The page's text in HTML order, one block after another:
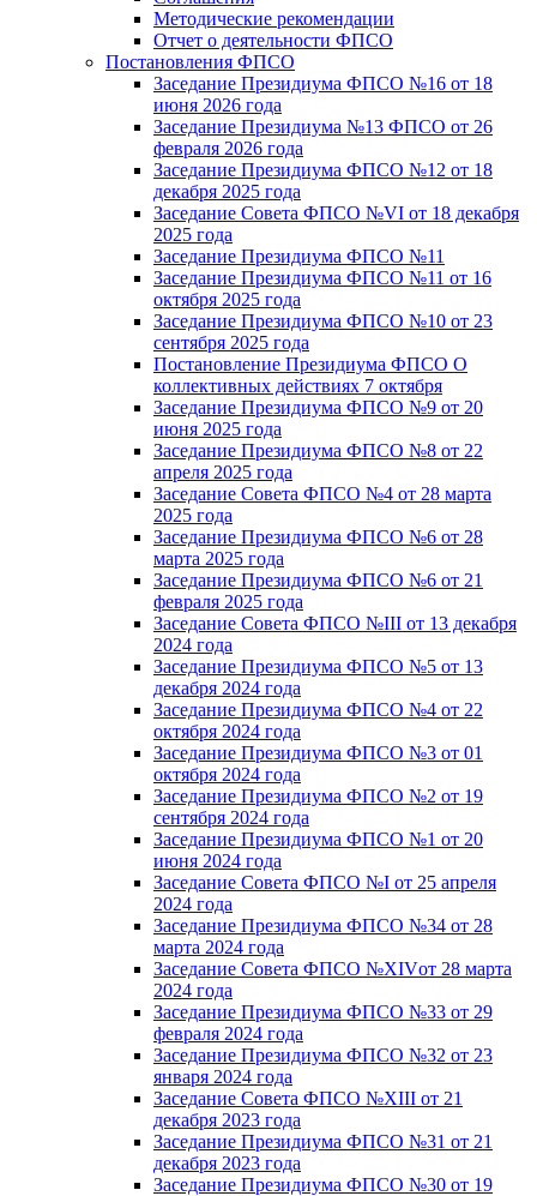
Методические рекомендации
Отчет о деятельности ФПСО
Постановления ФПСО
Заседание Президиума ФПСО №16 от 18
июня 2026 года
Заседание Президиума №13 ФПСО от 26
февраля 2026 года
Заседание Президиума ФПСО №12 от 18
декабря 2025 года
Заседание Совета ФПСО №VI от 18 декабря
2025 года
Заседание Президиума ФПСО №11
Заседание Президиума ФПСО №11 от 16
октября 2025 года
Заседание Президиума ФПСО №10 от 23
сентября 2025 года
Постановление Президиума ФПСО О
коллективных действиях 7 октября
Заседание Президиума ФПСО №9 от 20
июня 2025 года
Заседание Президиума ФПСО №8 от 22
апреля 2025 года
Заседание Совета ФПСО №4 от 28 марта
2025 года
Заседание Президиума ФПСО №6 от 28
марта 2025 года
Заседание Президиума ФПСО №6 от 21
февраля 2025 года
Заседание Совета ФПСО №III от 13 декабря
2024 года
Заседание Президиума ФПСО №5 от 13
декабря 2024 года
Заседание Президиума ФПСО №4 от 22
октября 2024 года
Заседание Президиума ФПСО №3 от 01
октября 2024 года
Заседание Президиума ФПСО №2 от 19
сентября 2024 года
Заседание Президиума ФПСО №1 от 20
июня 2024 года
Заседание Совета ФПСО №I от 25 апреля
2024 года
Заседание Президиума ФПСО №34 от 28
марта 2024 года
Заседание Совета ФПСО №XIVот 28 марта
2024 года
Заседание Президиума ФПСО №33 от 29
февраля 2024 года
Заседание Президиума ФПСО №32 от 23
января 2024 года
Заседание Совета ФПСО №XIII от 21
декабря 2023 года
Заседание Президиума ФПСО №31 от 21
декабря 2023 года
Заседание Президиума ФПСО №30 от 19